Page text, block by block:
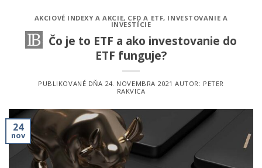
AKCIOVÉ INDEXY A AKCIE, CFD A ETF, INVESTOVANIE A
INVESTÍCIE
Čo je to ETF a ako investovanie do
ETF funguje?
PUBLIKOVANÉ DŇA 24. NOVEMBRA 2021 AUTOR: PETER
RAKVICA
24
nov